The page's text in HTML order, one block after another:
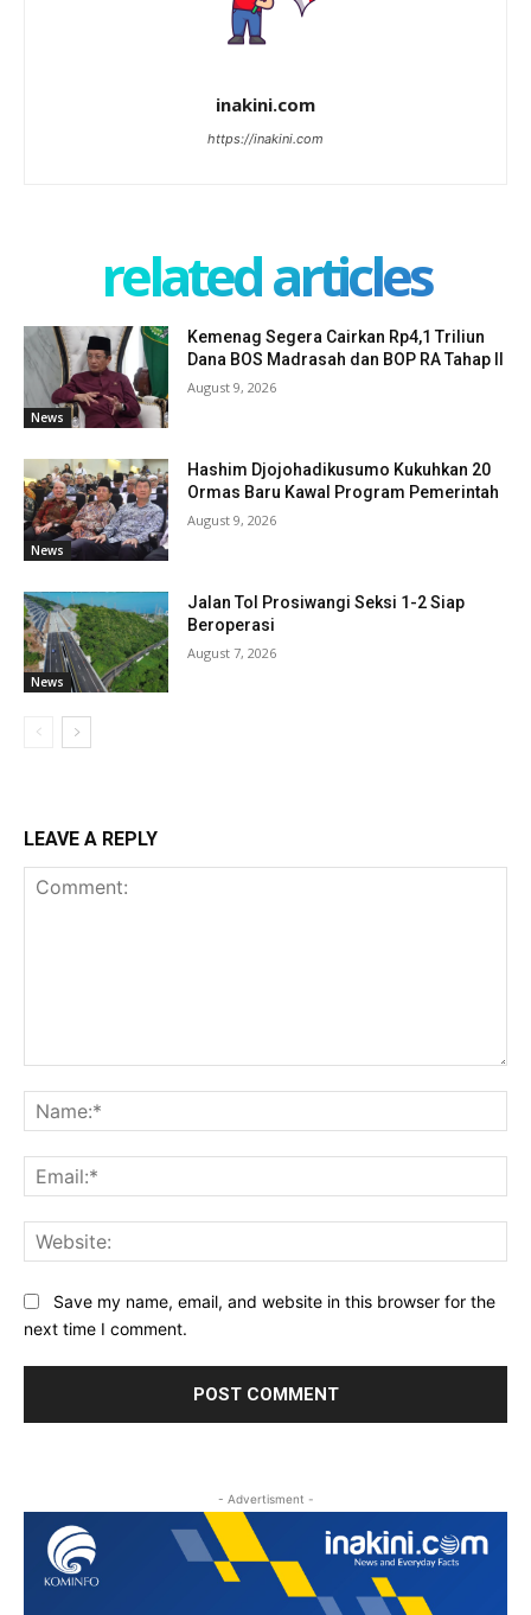
inakini.com
https://inakini.com
related articles
News
Kemenag Segera Cairkan Rp4,1 Triliun
Dana BOS Madrasah dan BOP RA Tahap II
August 9, 2026
News
Hashim Djojohadikusumo Kukuhkan 20
Ormas Baru Kawal Program Pemerintah
August 9, 2026
News
Jalan Tol Prosiwangi Seksi 1-2 Siap
Beroperasi
August 7, 2026
LEAVE A REPLY
Save my name, email, and website in this browser for the
next time I comment.
- Advertisment -